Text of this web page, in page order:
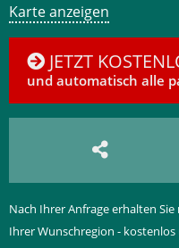
Karte anzeigen
JETZT
und automatisch alle
Nach Ihrer Anfrage erhalten
Ihrer Wunschregion -